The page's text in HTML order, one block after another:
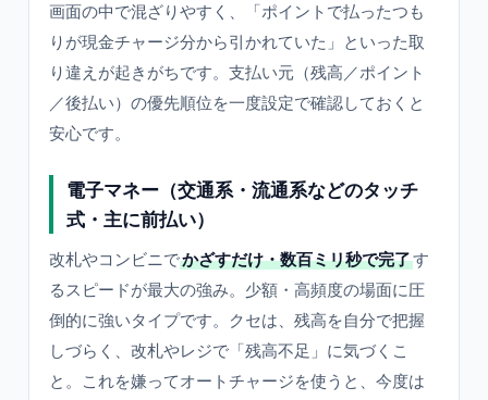
画面の中で混ざりやすく、「ポイントで払ったつも
りが現金チャージ分から引かれていた」といった取
り違えが起きがちです。支払い元（残高／ポイント
／後払い）の優先順位を一度設定で確認しておくと
安心です。
電子マネー（交通系・流通系などのタッチ
式・主に前払い）
改札やコンビニでかざすだけ・数百ミリ秒で完了す
るスピードが最大の強み。少額・高頻度の場面に圧
倒的に強いタイプです。クセは、残高を自分で把握
しづらく、改札やレジで「残高不足」に気づくこ
と。これを嫌ってオートチャージを使うと、今度は